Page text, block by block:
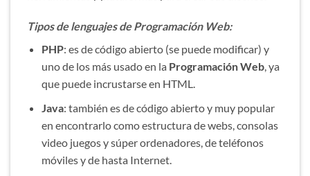
Tipos de lenguajes de Programación Web:
PHP: es de código abierto (se puede modificar) y
uno de los más usado en la ProgramaciónWeb, ya
que puede incrustarse en HTML.
Java: también es de código abierto y muy popular
en encontrarlo como estructura de webs, consolas
video juegos y súper ordenadores, de teléfonos
móviles y de hasta Internet.